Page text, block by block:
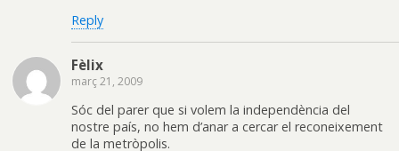
Reply
Fèlix
març 21, 2009
Sóc del parer que si volem la independència del
nostre país, no hem d’anar a cercar el reconeixement
de la metròpolis.